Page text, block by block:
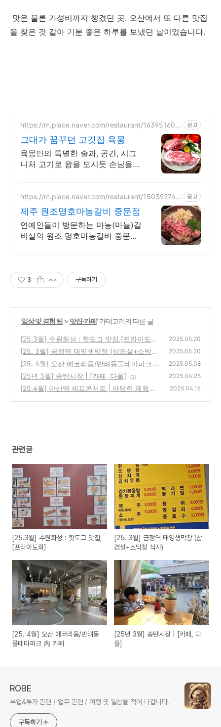
맛은 물론 가성비까지 챙겼던 곳. 오산에서 또 다른 맛집
을 찾은 것 같아 기분 좋은 하루를 보냈던 날이었습니다.
https://m.place.naver.com/restaurant/163951608
광고
그대가 꿈꾸던 고깃집 육몽
육몽만의 특별한 술과, 공간, 시그
니처 고기로 왕을 모시듯 손님을
https://m.place.naver.com/restaurant/150392745
광고
제주 원조명호마농갈비 중문점
연예인들이 방문하는 마농(마늘)갈
비살의 원조 명호마농갈비 중문점
3 구독하기
'일상 및 경험 팁 > 맛집·카페' 카테고리의 다른 글
[25.3월] 수원화성 : 핫도그 맛집,[프라이도화]
(4)
2025.05.20
[25. 3월] 금정역 태영생막창 (삼겹살+소막창
식사)
(1)
2025.05.20
[25. 4월] 오산 에코리움/반려동물테마파크 內
카페
(1)
2025.05.08
[25년 3월] 송탄시장 | [카페, 다올] (1) 2025.04.25
[25.4월] 아산역 셰프콘서트 | 아담한 제육볶
2025.04.16
관련글
[25.3월] 수원화성 : 핫도그 맛집,
[프라이도화]
[25. 3월] 금정역 태영생막창 (삼
겹살+소막창 식사)
[25. 4월] 오산 에코리움/반려동
물테마파크 內 카페
[25년 3월] 송탄시장 | [카페, 다
올]
ROBE
부업&투자 관련 / 업무 관련 / 여행 및 일상을 적어 나갑니다.
구독하기